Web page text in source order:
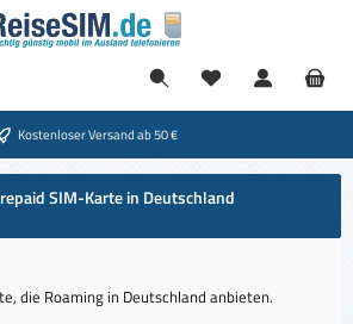
Kostenloser Versand ab 50 €
SIM-Karte in Deutschland
die Roaming in Deutschland anbieten.